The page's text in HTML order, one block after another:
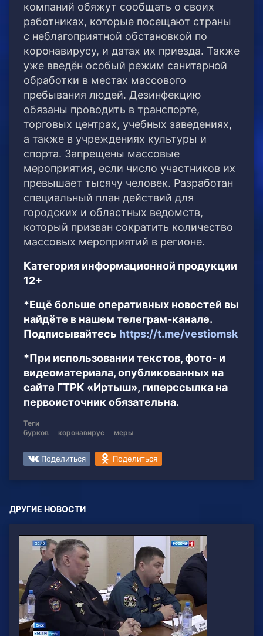
компаний обяжут сообщать о своих
работниках, которые посещают страны
с неблагоприятной обстановкой по
коронавирусу, и датах их приезда. Также
уже введён особый режим санитарной
обработки в местах массового
пребывания людей. Дезинфекцию
обязаны проводить в транспорте,
торговых центрах, учебных заведениях,
а также в учреждениях культуры и
спорта. Запрещены массовые
мероприятия, если число участников их
превышает тысячу человек. Разработан
специальный план действий для
городских и областных ведомств,
который призван сократить количество
массовых мероприятий в регионе.
Категория информационной продукции
12+
*Ещё больше оперативных новостей вы
найдёте в нашем телеграм-канале.
Подписывайтесь https://t.me/vestiomsk
*При использовании текстов, фото- и
видеоматериала, опубликованных на
сайте ГТРК «Иртыш», гиперссылка на
первоисточник обязательна.
Теги
бурков
коронавирус меры
Поделиться Поделиться
ДРУГИЕ НОВОСТИ